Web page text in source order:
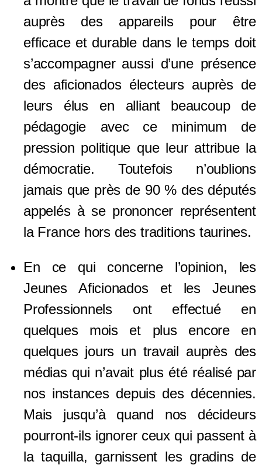
auprès des appareils pour être
efficace et durable dans le temps doit
s’accompagner aussi d’une présence
des aficionados électeurs auprès de
leurs élus en alliant
beaucoup de
pédagogie avec ceminimum de
pression politique que leur attribue la
démocratie. Toutefois n’oublions
jamais que près de 90 % desdéputés
appelés à se prononcer représentent
la France hors des traditionstaurines.
En ce qui concerne l’opinion, les
Jeunes Aficionados et les Jeunes
Professionnels ont effectué en
quelques mois et plus encore en
quelques jours un travail auprès des
médias qui n’avait plus été réalisé par
nos instances depuis des décennies.
Mais jusqu’à quand nos décideurs
pourront-ils ignorer ceux qui passent à
la taquilla, garnissent les gradins de